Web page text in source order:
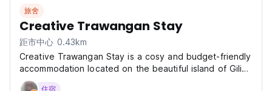
旅舍
Creative Trawangan Stay
距市中心 0.43km
Creative Trawangan Stay is a cosy and budget-friendly
accommodation located on the beautiful island of Gili
Trawangan. Offering a blend of simplicity and comfort,
住宿